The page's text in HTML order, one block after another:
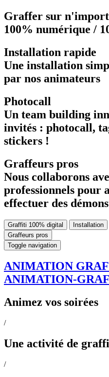
Graffer sur
100% numérique /
Installation rapide
Une installation
par nos animateurs
Photocall
Un team building
invités : photocall,
stickers !
Graffeurs pros
Nous collaborons
professionnels pour
effectuer des
Graffiti 100% digital Installation
Graffeurs pros
Toggle navigation
ANIMATION
ANIMATION-
Animez vos soirées
/
Une activité de
/